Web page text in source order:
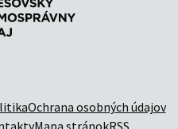
Ochrana osobných údajov